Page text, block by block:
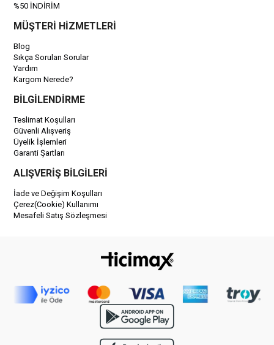
%50 İNDİRİM
MÜŞTERİ HİZMETLERİ
Blog
Sıkça Sorulan Sorular
Yardım
Kargom Nerede?
BİLGİLENDİRME
Teslimat Koşulları
Güvenli Alışveriş
Üyelik İşlemleri
Garanti Şartları
ALIŞVERİŞ BİLGİLERİ
İade ve Değişim Koşulları
Çerez(Cookie) Kullanımı
Mesafeli Satış Sözleşmesi